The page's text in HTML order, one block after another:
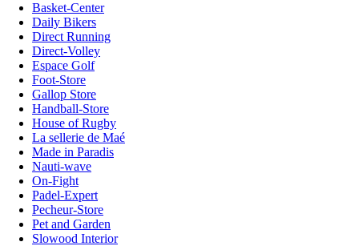
Basket-Center
Daily Bikers
Direct Running
Direct-Volley
Espace Golf
Foot-Store
Gallop Store
Handball-Store
House of Rugby
La sellerie de Maé
Made in Paradis
Nauti-wave
On-Fight
Padel-Expert
Pecheur-Store
Pet and Garden
Slowood Interior